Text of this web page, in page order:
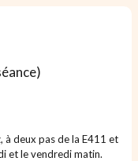
deux pas de la E411 et
et le vendredi matin.